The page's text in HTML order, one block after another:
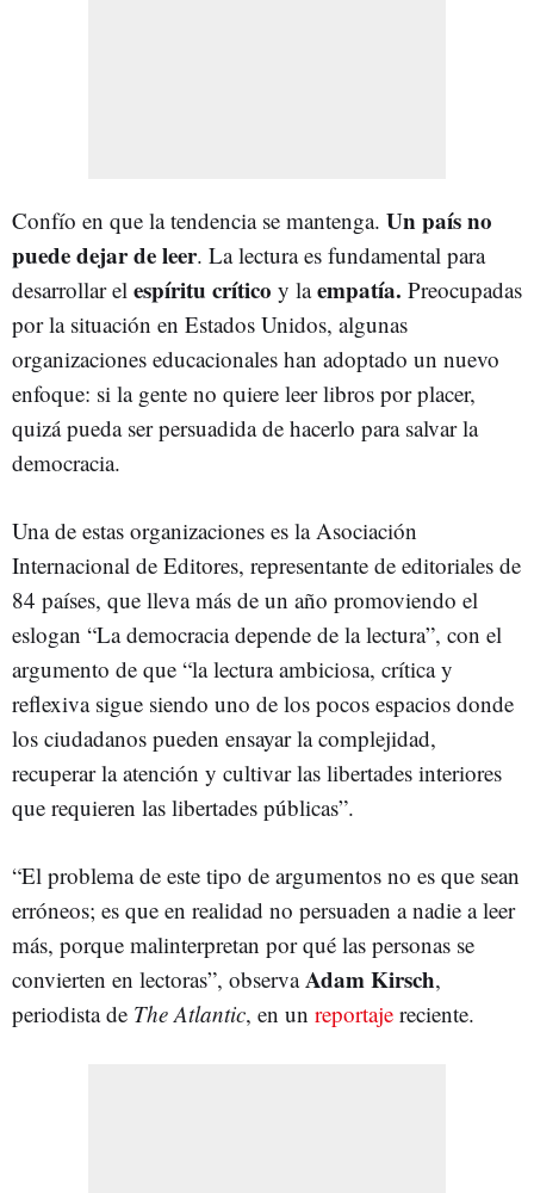
Confío en que la tendencia se mantenga. Un país no
puede dejar de leer. La lectura es fundamental para
desarrollar el espíritu crítico y laempatía. Preocupadas
por la situación en Estados Unidos, algunas
organizaciones educacionales han adoptado un nuevo
enfoque: si la gente no quiere leer libros por placer,
quizá pueda ser persuadida de hacerlo para salvar la
democracia.
Una de estas organizaciones es la Asociación
Internacional de Editores, representante de editoriales de
84 países, que lleva más de un año promoviendo el
eslogan “La democracia depende de la lectura”, con el
argumento de que “la lectura ambiciosa, crítica y
reflexiva sigue siendo uno de los pocos espacios donde
los ciudadanos pueden ensayar la complejidad,
recuperar la atención y cultivar las libertades interiores
que requieren las libertades públicas”.
“El problema de este tipo de argumentos no es que sean
erróneos; es que en realidad no persuaden a nadie a leer
más, porque malinterpretan por qué las personas se
convierten en lectoras”, observaAdam Kirsch,
periodista de The Atlantic, en un reportaje reciente.